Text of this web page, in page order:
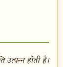
होती है।